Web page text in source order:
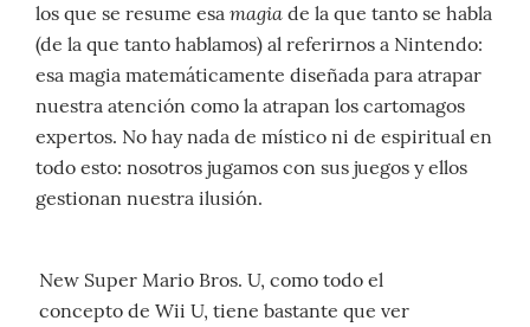
los que se resume esa magia de la que tanto se habla
(de la que tanto hablamos) al referirnos a Nintendo:
esa magia matemáticamente diseñada para atrapar
nuestra atención como la atrapan los cartomagos
expertos. No hay nada de místico ni de espiritual en
todo esto: nosotros jugamos con sus juegos y ellos
gestionan nuestra ilusión.
New Super Mario Bros. U, como todo el
concepto de Wii U, tiene bastante que ver